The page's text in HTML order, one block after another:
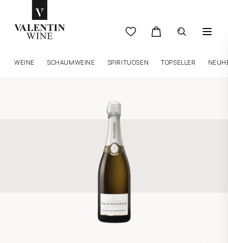
WEINE SCHAUMWEINE SPIRITUOSEN TOPSELLER